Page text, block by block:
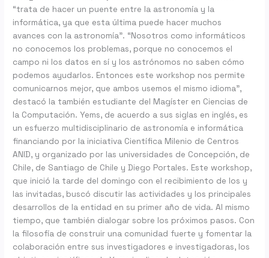
“trata de hacer un puente entre la astronomía y la
informática, ya que esta última puede hacer muchos
avances con la astronomía”. “Nosotros como informáticos
no conocemos los problemas, porque no conocemos el
campo ni los datos en sí y los astrónomos no saben cómo
podemos ayudarlos. Entonces este workshop nos permite
comunicarnos mejor, que ambos usemos el mismo idioma”,
destacó la también estudiante del Magíster en Ciencias de
la Computación. Yems, de acuerdo a sus siglas en inglés, es
un esfuerzo multidisciplinario de astronomía e informática
financiando por la iniciativa Científica Milenio de Centros
ANID, y organizado por las universidades de Concepción, de
Chile, de Santiago de Chile y Diego Portales. Este workshop,
que inició la tarde del domingo con el recibimiento de los y
las invitadas, buscó discutir las actividades y los principales
desarrollos de la entidad en su primer año de vida. Al mismo
tiempo, que también dialogar sobre los próximos pasos. Con
la filosofía de construir una comunidad fuerte y fomentar la
colaboración entre sus investigadores e investigadoras, los